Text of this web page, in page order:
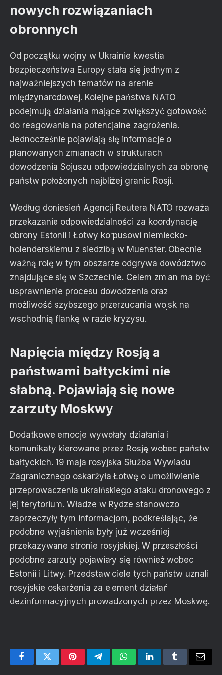
nowych rozwiązaniach
obronnych
Od początku wojny w Ukrainie kwestia
bezpieczeństwa Europy stała się jednym z
najważniejszych tematów na arenie
międzynarodowej. Kolejne państwa NATO
podejmują działania mające zwiększyć gotowość
do reagowania na potencjalne zagrożenia.
Jednocześnie pojawiają się informacje o
planowanych zmianach w strukturach
dowodzenia Sojuszu odpowiedzialnych za obronę
państw położonych najbliżej granic Rosji.
Według doniesień Agencji Reutera NATO rozważa
przekazanie odpowiedzialności za koordynację
obrony Estonii i Łotwy korpusowi niemiecko-
holenderskiemu z siedzibą w Muenster. Obecnie
ważną rolę w tym obszarze odgrywa dowództwo
znajdujące się w Szczecinie. Celem zmian ma być
usprawnienie procesu dowodzenia oraz
możliwość szybszego przerzucania wojsk na
wschodnią flankę w razie kryzysu.
Napięcia między Rosją a
państwami bałtyckimi nie
słabną. Pojawiają się nowe
zarzuty Moskwy
Dodatkowe emocje wywołały działania i
komunikaty kierowane przez Rosję wobec państw
bałtyckich. 19 maja rosyjska Służba Wywiadu
Zagranicznego oskarżyła Łotwę o umożliwienie
przeprowadzenia ukraińskiego ataku dronowego z
jej terytorium. Władze w Rydze stanowczo
zaprzeczyły tym informacjom, podkreślając, że
podobne wyjaśnienia były już wcześniej
przekazywane stronie rosyjskiej. W przeszłości
podobne zarzuty pojawiały się również wobec
Estonii i Litwy. Przedstawiciele tych państw uznali
rosyjskie oskarżenia za element działań
dezinformacyjnych prowadzonych przez Moskwę.
FacebookTwitterPinterestTelegramWhatsAppLinkedInTumblrEmail